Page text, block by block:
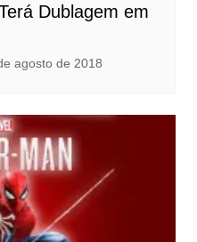
Dublagem em
agosto de 2018